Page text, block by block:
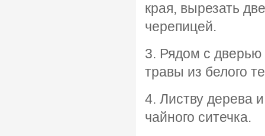
края, вырезать
черепицей.
3. Рядом с
травы из белого
4. Листву дерева
чайного ситечка.